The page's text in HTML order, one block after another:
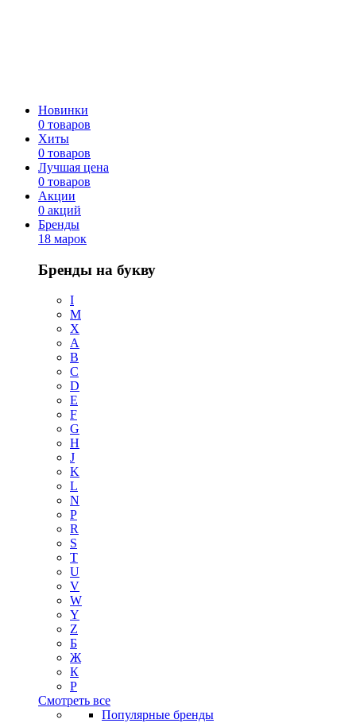
Новинки
0 товаров
Хиты
0 товаров
Лучшая цена
0 товаров
Акции
0 акций
Бренды
18 марок
Бренды на букву
I
M
X
A
B
C
D
E
F
G
H
J
K
L
N
P
R
S
T
U
V
W
Y
Z
Б
Ж
К
Р
Смотреть все
Популярные бренды